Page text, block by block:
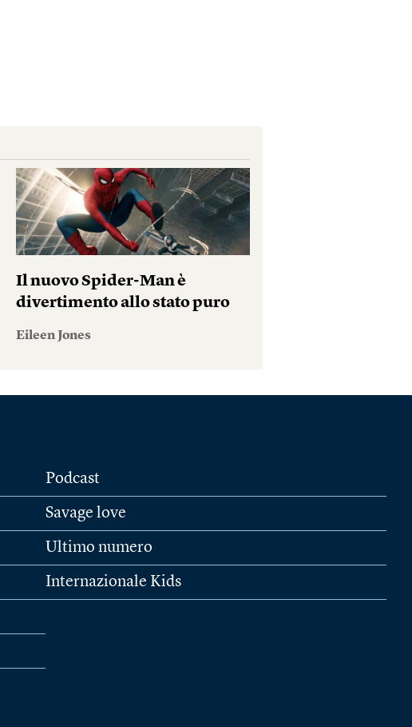
Il nuovo Spider-Man è
divertimento allo stato puro
Eileen Jones
Podcast
Savage love
Ultimo numero
Internazionale Kids